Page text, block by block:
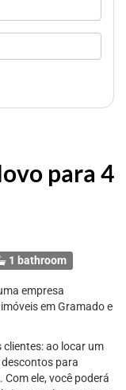
para 4
1 bathroom
empresa
em Gramado e
ao locar um
para
ele, você poderá